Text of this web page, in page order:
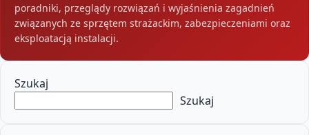
poradniki, przeglądy rozwiązań i wyjaśnienia zagadnień
związanych ze sprzętem strażackim, zabezpieczeniami oraz
eksploatacją instalacji.
Szukaj
Szukaj